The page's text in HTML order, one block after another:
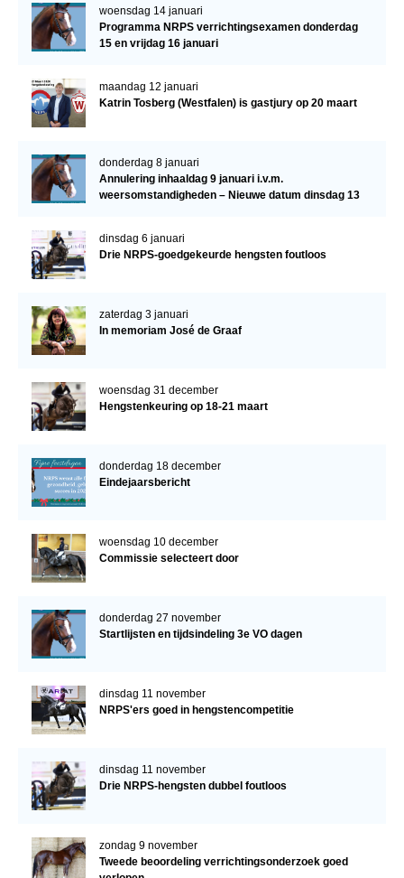
woensdag 14 januari
Programma NRPS verrichtingsexamen donderdag
15 en vrijdag 16 januari
maandag 12 januari
Katrin Tosberg (Westfalen) is gastjury op 20 maart
donderdag 8 januari
Annulering inhaaldag 9 januari i.v.m.
weersomstandigheden – Nieuwe datum dinsdag 13
dinsdag 6 januari
Drie NRPS-goedgekeurde hengsten foutloos
zaterdag 3 januari
In memoriam José de Graaf
woensdag 31 december
Hengstenkeuring op 18-21 maart
donderdag 18 december
Eindejaarsbericht
woensdag 10 december
Commissie selecteert door
donderdag 27 november
Startlijsten en tijdsindeling 3e VO dagen
dinsdag 11 november
NRPS'ers goed in hengstencompetitie
dinsdag 11 november
Drie NRPS-hengsten dubbel foutloos
zondag 9 november
Tweede beoordeling verrichtingsonderzoek goed